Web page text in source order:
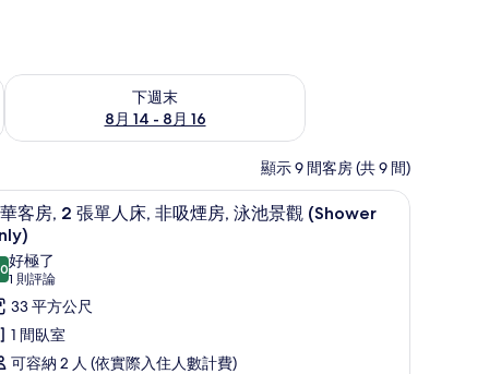
下週末
8月 14 - 8月 16
查看下週末 (8月 14 - 8月 16) 的供應情況
顯示 9 間客房 (共 9 間)
迷你吧、書桌、筆電工作空間、床單
18客房, 2 張單人床, 非吸煙房, 泳池景觀 (Shower
分，滿分 10 分
好極了
1 則評論
(1
則
評
論)
33 平方公尺
1 間臥室
可容納 2 人 (依實際入住人數計費)